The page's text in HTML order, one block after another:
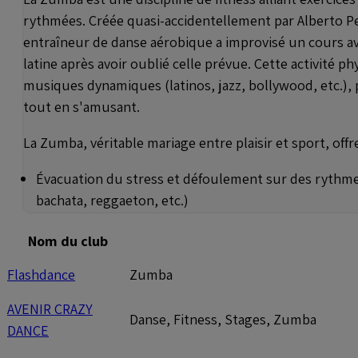
rythmées. Créée quasi-accidentellement par Alberto
entraîneur de danse aérobique a improvisé un cours
latine après avoir oublié celle prévue. Cette activité
musiques dynamiques (latinos, jazz, bollywood, etc.),
tout en s'amusant.
La Zumba, véritable mariage entre plaisir et sport, offre
Évacuation du stress et défoulement sur des
bachata, reggaeton, etc.)
Nom du club
Flashdance
Zumba
AVENIR CRAZY
DANCE
Danse, Fitness, Stages, Zumba